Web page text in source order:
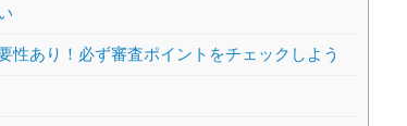
性あり！必ず審査ポイントをチェックしよう